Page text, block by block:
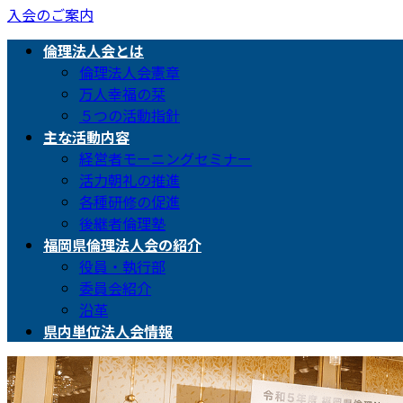
入会のご案内
倫理法人会とは
倫理法人会憲章
万人幸福の栞
５つの活動指針
主な活動内容
経営者モーニングセミナー
活力朝礼の推進
各種研修の促進
後継者倫理塾
福岡県倫理法人会の紹介
役員・執行部
委員会紹介
沿革
県内単位法人会情報